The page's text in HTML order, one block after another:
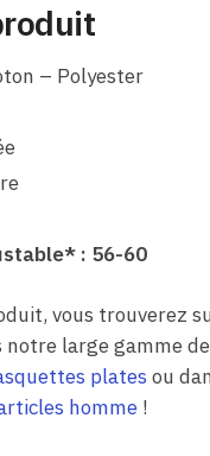
– Polyester
: 56-60
vous trouverez
large gamme de
plates ou
homme !